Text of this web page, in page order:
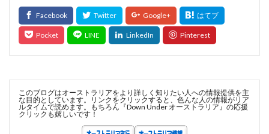
このブログはオーストラリアをより詳しく知りたい人への情報提供を主
な目的としています。リンクをクリックすると、色んな人の情報がリア
ルタイムで読めます。もちろん『Down Under オーストラリア』の応援
クリックも嬉しいです！